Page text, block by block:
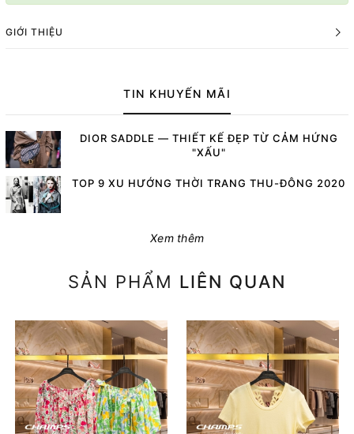
GIỚI THIỆU
TIN KHUYẾN MÃI
DIOR SADDLE — THIẾT KẾ ĐẸP TỪ CẢM HỨNG
"XẤU"
TOP 9 XU HƯỚNG THỜI TRANG THU-ĐÔNG 2020
Xem thêm
SẢN PHẨM LIÊN QUAN